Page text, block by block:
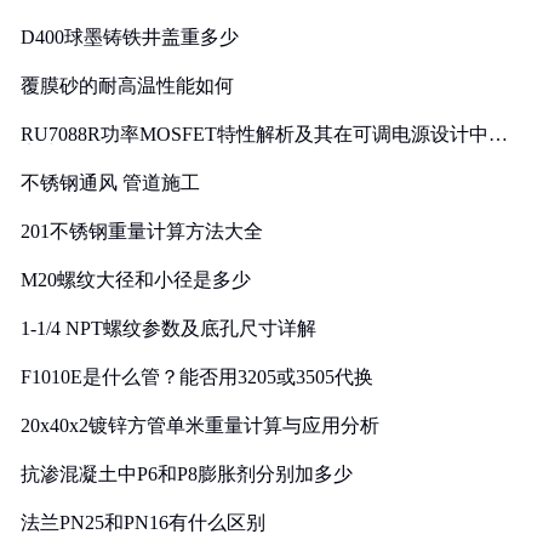
D400球墨铸铁井盖重多少
覆膜砂的耐高温性能如何
RU7088R功率MOSFET特性解析及其在可调电源设计中的
不锈钢通风 管道施工
201不锈钢重量计算方法大全
M20螺纹大径和小径是多少
1-1/4 NPT螺纹参数及底孔尺寸详解
F1010E是什么管？能否用3205或3505代换
20x40x2镀锌方管单米重量计算与应用分析
抗渗混凝土中P6和P8膨胀剂分别加多少
法兰PN25和PN16有什么区别